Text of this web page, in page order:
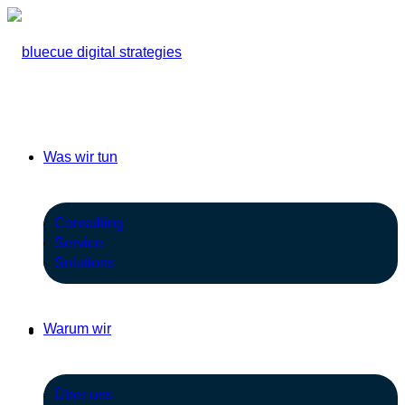
Was wir tun
Consulting
Service
Solutions
Warum wir
Über uns